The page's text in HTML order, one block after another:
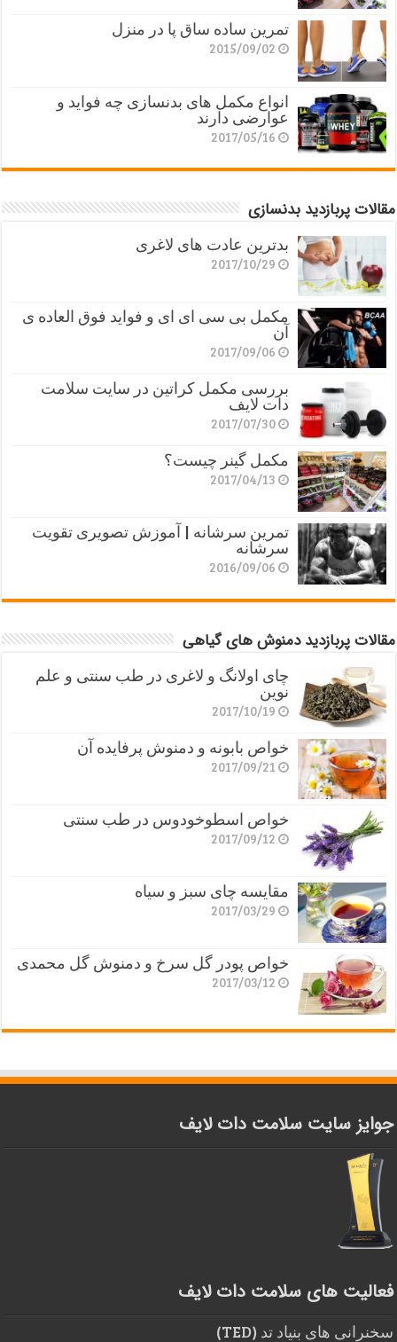
تمرین ساده ساق پا در منزل
2015/09/02
انواع مکمل های بدنسازی چه فواید و
عوارضی دارند
2017/05/16
مقالات پربازدید بدنسازی
بدترین عادت های لاغری
2017/10/29
مکمل بی سی ای ای و فواید فوق العاده ی
آن
2017/09/06
بررسی مکمل کراتین در سایت سلامت
دات لایف
2017/07/30
مکمل گینر چیست؟
2017/04/13
تمرین سرشانه | آموزش تصویری تقویت
سرشانه
2016/09/06
مقالات پربازدید دمنوش های گیاهی
چای اولانگ و لاغری در طب سنتی و علم
نوین
2017/10/19
خواص بابونه و دمنوش پرفایده آن
2017/09/21
خواص اسطوخودوس در طب سنتی
2017/09/12
مقایسه چای سبز و سیاه
2017/03/29
خواص پودر گل سرخ و دمنوش گل محمدی
2017/03/12
جوایز سایت سلامت دات لایف
فعالیت های سلامت دات لایف
سخنرانی های بنیاد تد (TED)